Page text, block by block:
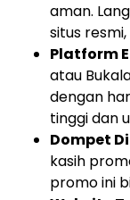
aman.
situs
Platform
atau
dengan
tinggi dan
Dompet
kasih
promo ini